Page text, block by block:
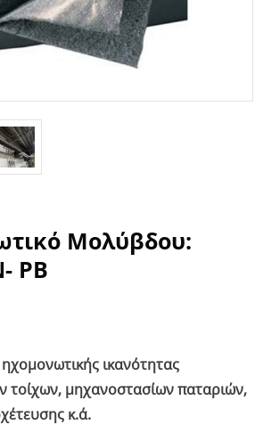
Μολύβδου:
PB
ικανότητας
τοίχων, μηχανοστασίων παταριών,
κ.ά.